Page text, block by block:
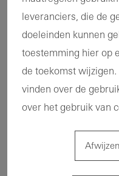
Hoogwaardig
hefschuifsysteem
leveranciers, die de
doeleinden kunnen
toestemming hier op
de toekomst
vinden over de
over het gebruik van
Afwijzen